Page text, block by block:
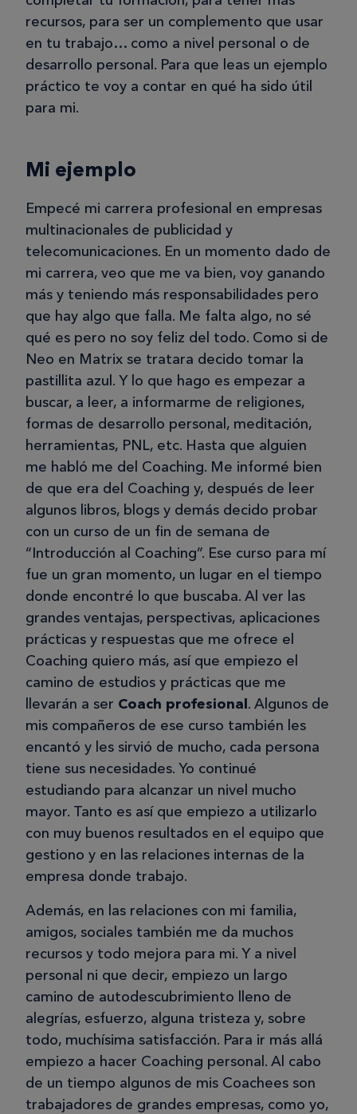
recursos, para ser un complemento que usar
en tu trabajo… como a nivel personal o de
desarrollo personal. Para que leas un ejemplo
práctico te voy a contar en qué ha sido útil
para mi.
Mi ejemplo
Empecé mi carrera profesional en empresas
multinacionales de publicidad y
telecomunicaciones. En un momento dado de
mi carrera, veo que me va bien, voy ganando
más y teniendo más responsabilidades pero
que hay algo que falla. Me falta algo, no sé
qué es pero no soy feliz del todo. Como si de
Neo en Matrix se tratara decido tomar la
pastillita azul. Y lo que hago es empezar a
buscar, a leer, a informarme de religiones,
formas de desarrollo personal, meditación,
herramientas, PNL, etc. Hasta que alguien
me habló me del Coaching. Me informé bien
de que era del Coaching y, después de leer
algunos libros, blogs y demás decido probar
con un curso de un fin de semana de
“Introducción al Coaching”. Ese curso para mí
fue un gran momento, un lugar en el tiempo
donde encontré lo que buscaba. Al ver las
grandes ventajas, perspectivas, aplicaciones
prácticas y respuestas que me ofrece el
Coaching quiero más, así que empiezo el
camino de estudios y prácticas que me
llevarán a ser Coach profesional. Algunos de
mis compañeros de ese curso también les
encantó y les sirvió de mucho, cada persona
tiene sus necesidades. Yo continué
estudiando para alcanzar un nivel mucho
mayor. Tanto es así que empiezo a utilizarlo
con muy buenos resultados en el equipo que
gestiono y en las relaciones internas de la
empresa donde trabajo.
Además, en las relaciones con mi familia,
amigos, sociales también me da muchos
recursos y todo mejora para mi. Y a nivel
personal ni que decir, empiezo un largo
camino de autodescubrimiento lleno de
alegrías, esfuerzo, alguna tristeza y, sobre
todo, muchísima satisfacción. Para ir más allá
empiezo a hacer Coaching personal. Al cabo
de un tiempo algunos de mis Coachees son
trabajadores de grandes empresas, como yo,